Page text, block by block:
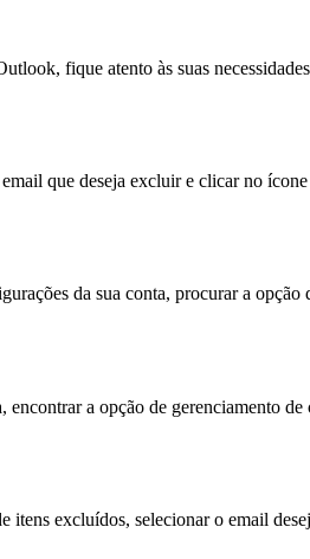
fique atento às suas
que deseja excluir e clicar no
da sua conta, procurar a
a opção de gerenciamento
excluídos, selecionar o email